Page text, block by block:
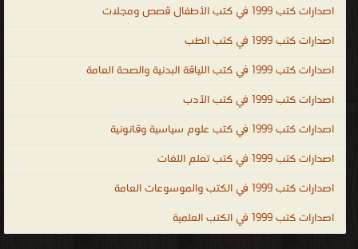
اصدارات كتب 1999 في كتب الأطفال قصص ومجلات
اصدارات كتب 1999 في كتب الطب
اصدارات كتب 1999 في كتب اللياقة البدنية والصحة العامة
اصدارات كتب 1999 في كتب الأدب
اصدارات كتب 1999 في كتب علوم سياسية وقانونية
اصدارات كتب 1999 في كتب تعلم اللغات
اصدارات كتب 1999 في الكتب والموسوعات العامة
اصدارات كتب 1999 في الكتب العلمية